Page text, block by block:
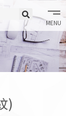
)